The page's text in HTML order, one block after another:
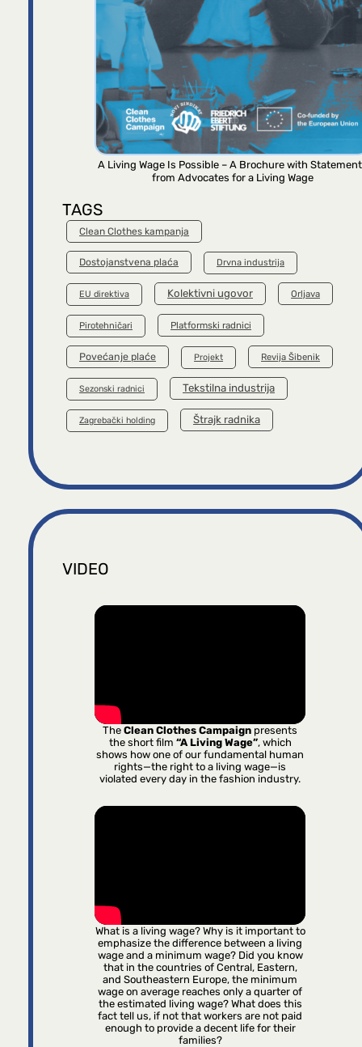
A Living Wage Is Possible – A Brochure with
from Advocates for a Living Wage
TAGS
Clean Clothes kampanja
Dostojanstvena plaća Drvna industrija
EU direktiva Kolektivni ugovor Orljava
Pirotehničari Platformski radnici
Povećanje plaće Projekt Revija Šibenik
Sezonski radnici Tekstilna industrija
Zagrebački holding Štrajk radnika
VIDEO
TheClean Clothes Campaign presents
the short film “A Living Wage”, which
shows how one of our fundamental human
rights—the right to a living wage—is
violated every day in the fashion industry.
What is a living wage? Why is it important to
emphasize the difference between a living
wage and a minimum wage? Did you know
that in the countries of Central, Eastern,
and Southeastern Europe, the minimum
wage on average reaches only a quarter of
the estimated living wage? What does this
fact tell us, if not that workers are not paid
enough to provide a decent life for their
families?